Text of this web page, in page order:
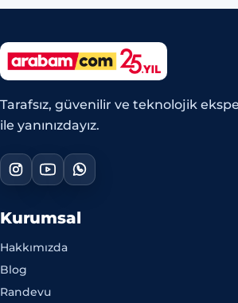
Tarafsız, güvenilir ve teknolojik
ile yanınızdayız.
Kurumsal
Hakkımızda
Blog
Randevu